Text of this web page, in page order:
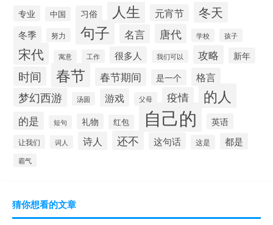
专业 中国 习俗 人生 元宵节 冬天
冬季 努力 句子 名言 唐代 学校 孩子
宋代 寓意 工作 很多人 我们可以 攻略 新年
时间 春节 春节期间 是一个 格言
梦幻西游 汤圆 游戏 父母 疫情 的人
的是 短句 礼物 红包 自己的 英语
让我们 词人 诗人 还不 这句话 这是 都是
霸气
猜你想看的文章